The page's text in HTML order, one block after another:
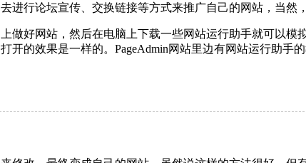
进行论坛宣传、交换链接等方式来推广自己的网站，当然
做好网站，然后在电脑上下载一些网站运行助手就可以
的效果是一样的。PageAdmin网站里边有网站运行助手